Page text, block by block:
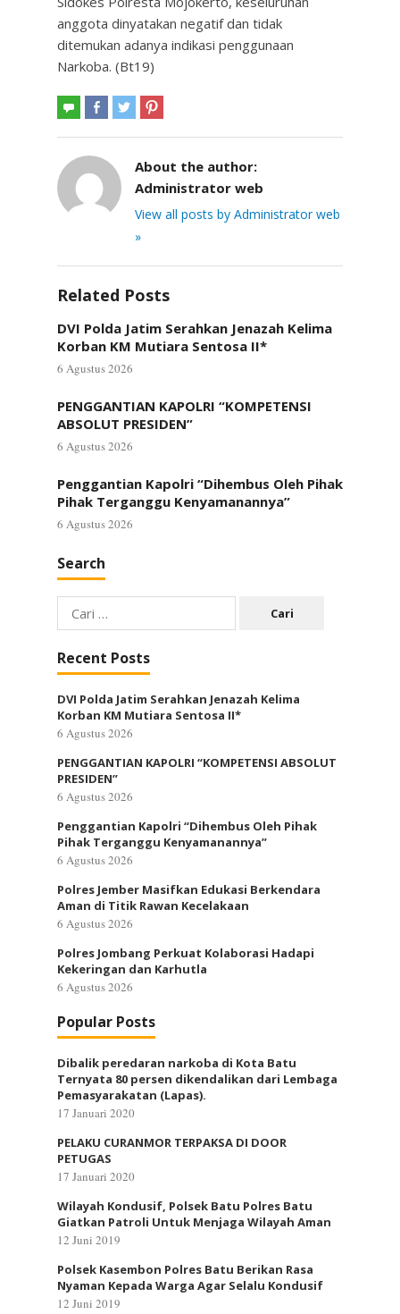
anggota dinyatakan negatif dan tidak
ditemukan adanya indikasi penggunaan
Narkoba. (Bt19)
About the author:
Administrator web
View all posts by Administrator web
»
Related Posts
DVI Polda Jatim Serahkan Jenazah Kelima
Korban KM Mutiara Sentosa II*
6 Agustus 2026
PENGGANTIAN KAPOLRI “KOMPETENSI
ABSOLUT PRESIDEN”
6 Agustus 2026
Penggantian Kapolri “Dihembus Oleh Pihak
Pihak Terganggu Kenyamanannya”
6 Agustus 2026
Search
Cari
untuk:
Recent Posts
DVI Polda Jatim Serahkan Jenazah Kelima
Korban KM Mutiara Sentosa II*
6 Agustus 2026
PENGGANTIAN KAPOLRI “KOMPETENSI ABSOLUT
PRESIDEN”
6 Agustus 2026
Penggantian Kapolri “Dihembus Oleh Pihak
Pihak Terganggu Kenyamanannya”
6 Agustus 2026
Polres Jember Masifkan Edukasi Berkendara
Aman di Titik Rawan Kecelakaan
6 Agustus 2026
Polres Jombang Perkuat Kolaborasi Hadapi
Kekeringan dan Karhutla
6 Agustus 2026
Popular Posts
Dibalik peredaran narkoba di Kota Batu
Ternyata 80 persen dikendalikan dari Lembaga
Pemasyarakatan (Lapas).
17 Januari 2020
PELAKU CURANMOR TERPAKSA DI DOOR
PETUGAS
17 Januari 2020
Wilayah Kondusif, Polsek Batu Polres Batu
Giatkan Patroli Untuk Menjaga Wilayah Aman
12 Juni 2019
Polsek Kasembon Polres Batu Berikan Rasa
Nyaman Kepada Warga Agar Selalu Kondusif
12 Juni 2019